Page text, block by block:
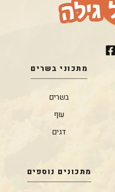
מתכוני בשרים
בשרים
עוף
דגים
מתכונים נוספים